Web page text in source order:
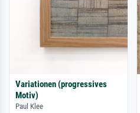
Variationen (progressives
Motiv)
Paul Klee